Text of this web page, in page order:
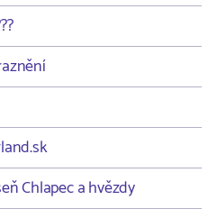
Chlapec a hvězdy